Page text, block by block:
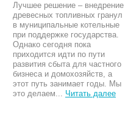
Лучшее решение – внедрение
древесных топливных гранул
в муниципальные котельные
при поддержке государства.
Однако сегодня пока
приходится идти по пути
развития сбыта для частного
бизнеса и домохозяйств, а
этот путь занимает годы. Мы
это делаем... Читать далее